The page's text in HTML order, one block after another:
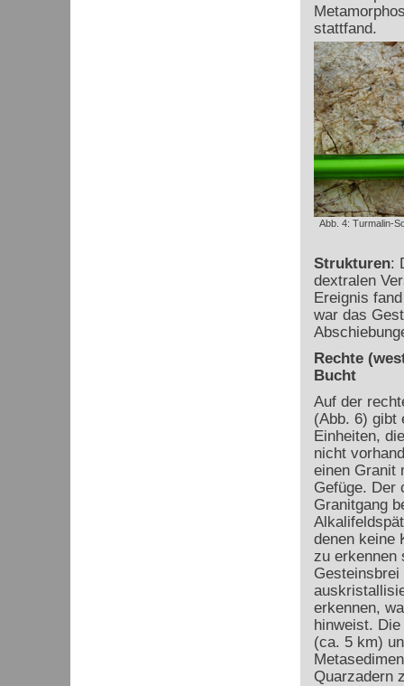
stattfand.
Abb. 4: Turmalin-
Strukturen:
dextralen
Ereignis
war das
Rechte
Bucht
Auf der
(Abb. 6) gibt
Einheiten,
nicht
einen Granit
Gefüge. Der
Granitgang
denen keine
zu erkennen
erkennen,
hinweist.
(ca. 5 km)
Quarzadern